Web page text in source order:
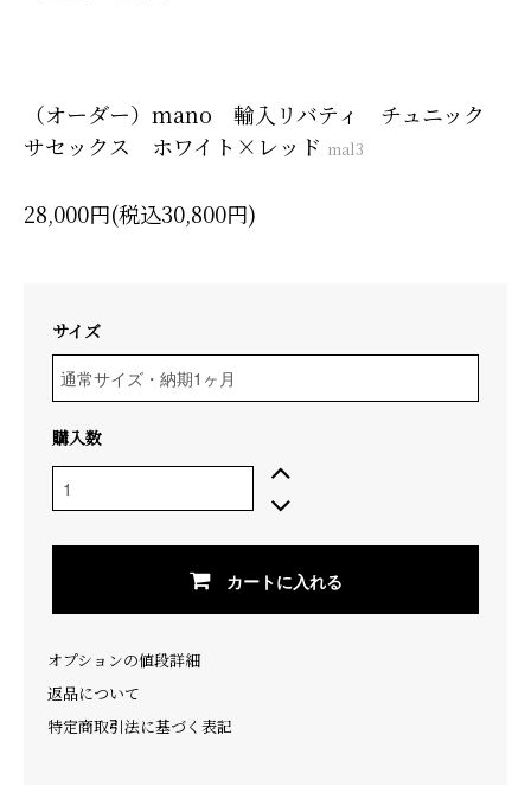
（オーダー）mano 輸入リバティ チュニック
サセックス ホワイト×レッド mal3
28,000円(税込30,800円)
サイズ
購入数
カートに入れる
オプションの値段詳細
返品について
特定商取引法に基づく表記